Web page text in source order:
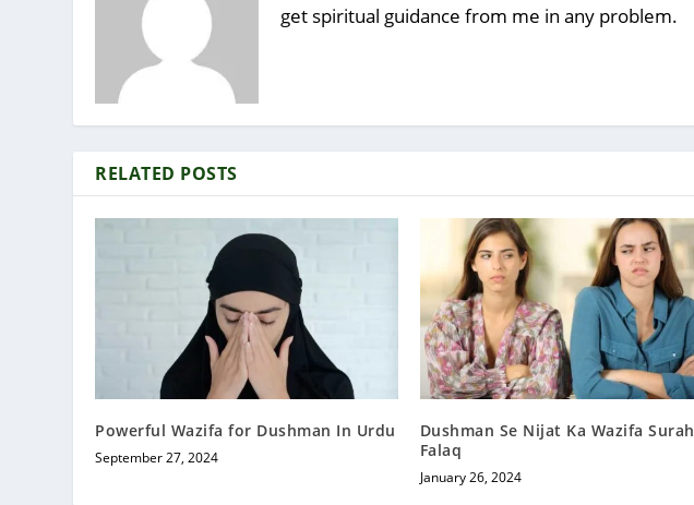
get spiritual guidance from me in any problem.
RELATED POSTS
Powerful Wazifa for Dushman In Urdu
September 27, 2024
Dushman Se Nijat Ka Wazifa Surah
Falaq
January 26, 2024